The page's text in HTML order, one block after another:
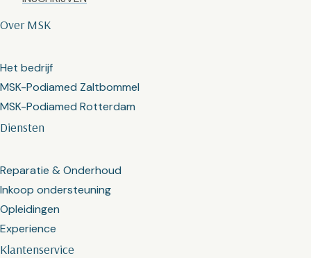
Klantenservice
Diensten
Reparatie & Onderhoud
Inkoop ondersteuning
Opleidingen
Experience
Over MSK
Het bedrijf
MSK-Podiamed Zaltbommel
MSK-Podiamed Rotterdam